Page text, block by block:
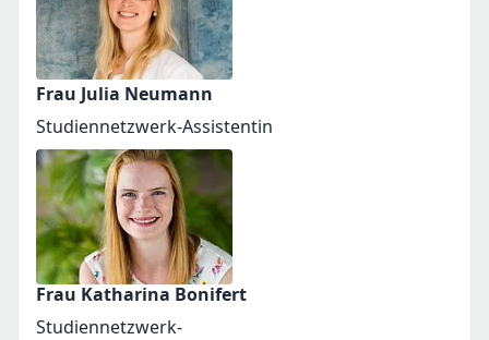
Frau Julia Neumann
Studiennetzwerk-Assistentin
Frau Katharina Bonifert
Studiennetzwerk-